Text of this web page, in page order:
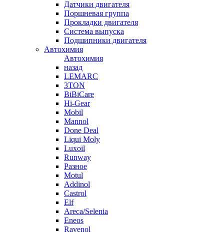
Датчики двигателя
Поршневая группа
Прокладки двигателя
Система выпуска
Подшипники двигателя
Автохимия
Автохимия
назад
LEMARC
3TON
BiBiCare
Hi-Gear
Mobil
Mannol
Done Deal
Liqui Moly
Luxoil
Runway
Разное
Motul
Addinol
Castrol
Elf
Areca/Selenia
Eneos
Ravenol